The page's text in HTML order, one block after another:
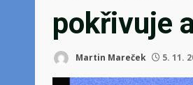
pokřivuje
Martin Mareček 5. 11.